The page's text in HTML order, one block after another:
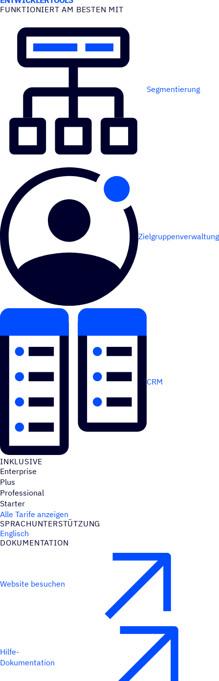
FUNK­TIO­NIERT AM BESTEN MIT
Segmentierung
Zielgruppenverwaltung
CRM
INKLU­SIVE
Enterprise
Plus
Professional
Starter
Alle Tarife anzeigen
SPRACH­UN­TER­STÜT­ZUNG
Englisch
DOKU­MEN­TA­TION
Website besuchen
Hilfe-
Dokumentation